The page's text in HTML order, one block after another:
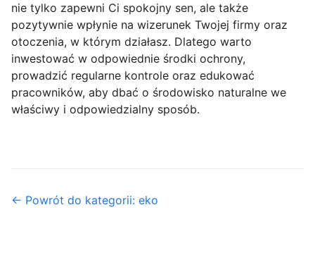
nie tylko zapewni Ci spokojny sen, ale także
pozytywnie wpłynie na wizerunek Twojej firmy oraz
otoczenia, w którym działasz. Dlatego warto
inwestować w odpowiednie środki ochrony,
prowadzić regularne kontrole oraz edukować
pracowników, aby dbać o środowisko naturalne we
właściwy i odpowiedzialny sposób.
← Powrót do kategorii: eko